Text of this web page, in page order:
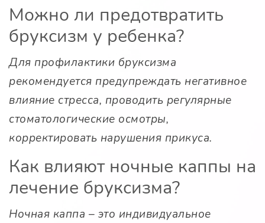
Можно ли предотвратить
бруксизм у ребенка?
Для профилактики бруксизма
рекомендуется предупреждать негативное
влияние стресса, проводить регулярные
стоматологические осмотры,
корректировать нарушения прикуса.
Как влияют ночные каппы на
лечение бруксизма?
Ночная каппа – это индивидуальное